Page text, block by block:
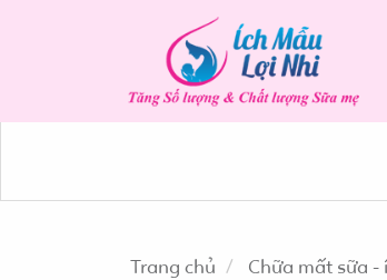
Trang chủ Chữa mất sữa -